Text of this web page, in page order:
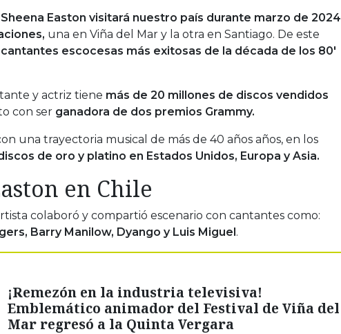
Sheena Easton visitará nuestro país durante marzo de 2024
una en Viña del Mar y la otra en Santiago. De este
escocesas más exitosas de la década de los 80′
y actriz tiene más de 20 millones de discos vendidos
con ser ganadora de dos premios Grammy.
una trayectoria musical de más de 40 años años, en los
de oro y platino en Estados Unidos, Europa y Asia.
en Chile
colaboró y compartió escenario con cantantes como:
Barry Manilow, Dyango y Luis Miguel.
¡Remezón en la industria televisiva!
Emblemático animador del Festival de Viña del
Mar regresó a la Quinta Vergara